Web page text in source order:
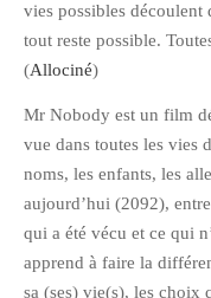
janvier 2016
octobre 2014
mars 2013
janvier 2013
décembre 2012
octobre 2012
vies possibles découlent
tout reste possible.
(Allociné)
Mr Nobody est un film
vue dans toutes les vies
noms, les enfants, les
aujourd’hui (2092),
qui a été vécu et ce qui
apprend à faire la
sa (ses) vie(s), les choix